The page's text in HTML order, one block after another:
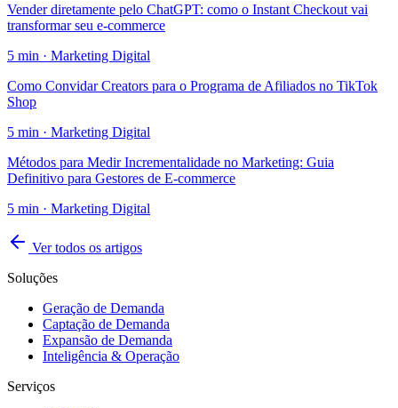
Vender diretamente pelo ChatGPT: como o Instant Checkout vai
transformar seu e-commerce
5 min · Marketing Digital
Como Convidar Creators para o Programa de Afiliados no TikTok
Shop
5 min · Marketing Digital
Métodos para Medir Incrementalidade no Marketing: Guia
Definitivo para Gestores de E-commerce
5 min · Marketing Digital
Ver todos os artigos
Soluções
Geração de Demanda
Captação de Demanda
Expansão de Demanda
Inteligência & Operação
Serviços